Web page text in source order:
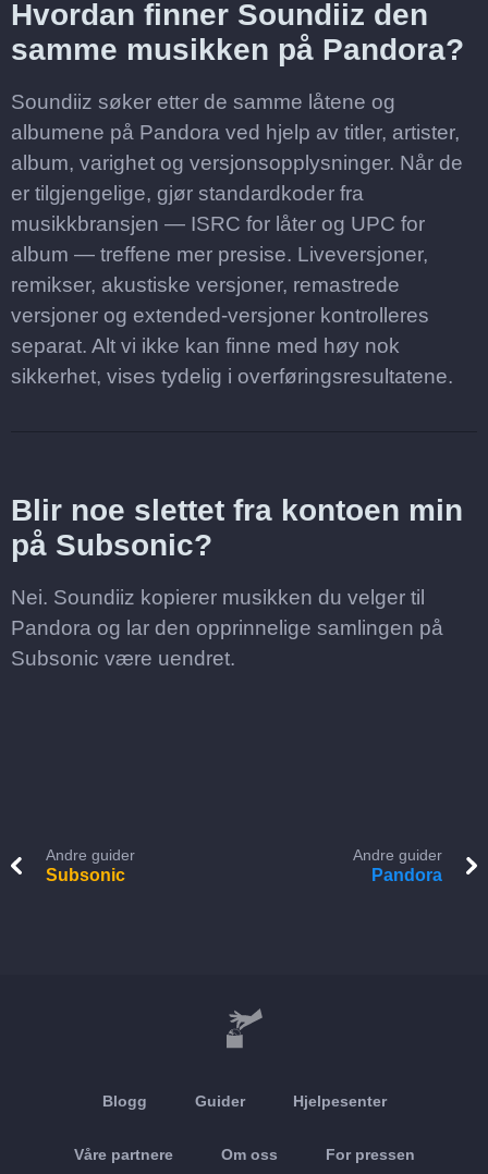
Hvordan finner Soundiiz den
samme musikken på Pandora?
Soundiiz søker etter de samme låtene og
albumene på Pandora ved hjelp av titler, artister,
album, varighet og versjonsopplysninger. Når de
er tilgjengelige, gjør standardkoder fra
musikkbransjen — ISRC for låter og UPC for
album — treffene mer presise. Liveversjoner,
remikser, akustiske versjoner, remastrede
versjoner og extended-versjoner kontrolleres
separat. Alt vi ikke kan finne med høy nok
sikkerhet, vises tydelig i overføringsresultatene.
Blir noe slettet fra kontoen min
på Subsonic?
Nei. Soundiiz kopierer musikken du velger til
Pandora og lar den opprinnelige samlingen på
Subsonic være uendret.
Andre guider
Subsonic
Andre guider
Pandora
Blogg Guider Hjelpesenter
Våre partnere Om oss For pressen